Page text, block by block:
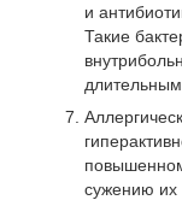
и
Такие
сужению их